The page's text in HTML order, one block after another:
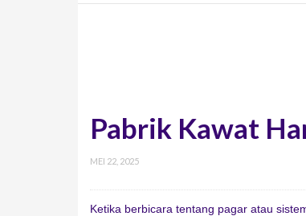
Pabrik Kawat
MEI 22, 2025
Ketika berbicara tentang pagar atau